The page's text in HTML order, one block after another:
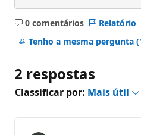
0 comentários
Sem
comentários
Relatório
Tenho a mesma pergunta
2 respostas
Classificar por: Mais útil